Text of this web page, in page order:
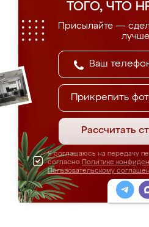
ТОГО, ЧТО
Присылайте —
Прикрепить
Рассчитать
Я соглашаюсь на передачу
согласно Политике
Пользовательскому